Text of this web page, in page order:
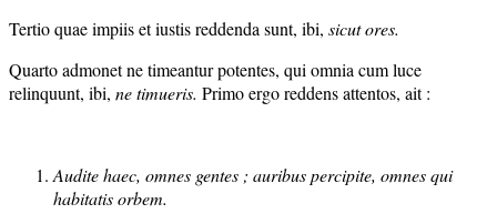
Tertio quae impiis et iustis reddenda sunt, ibi, sicut ores.
Quarto admonet ne timeantur potentes, qui omnia cum luce
relinquunt, ibi, ne timueris. Primo ergo reddens attentos, ait :
Audite haec, omnes gentes ; auribus percipite, omnes qui
habitatis orbem.